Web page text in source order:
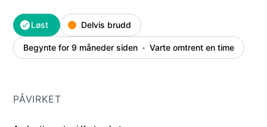
Løst Delvis brudd
Begynte for 9 måneder siden Varte omtrent en time
PÅVIRKET